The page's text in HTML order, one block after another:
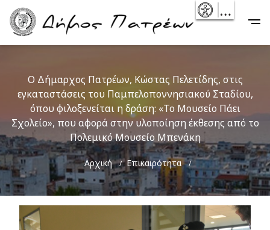
Skip
main
Main
navigation
Ο Δήμαρχος Πατρέων, Κώστας Πελετίδης, στις
εγκαταστάσεις του Παμπελοποννησιακού Σταδίου,
όπου φιλοξενείται η δράση: «Το Μουσείο Πάει
Σχολείο», που αφορά στην υλοποίηση έκθεσης από το
Πολεμικό Μουσείο Μπενάκη
Breadcrumb
Αρχική Επικαιρότητα